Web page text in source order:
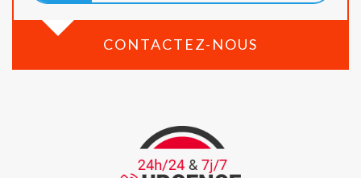
CONTACTEZ-NOUS